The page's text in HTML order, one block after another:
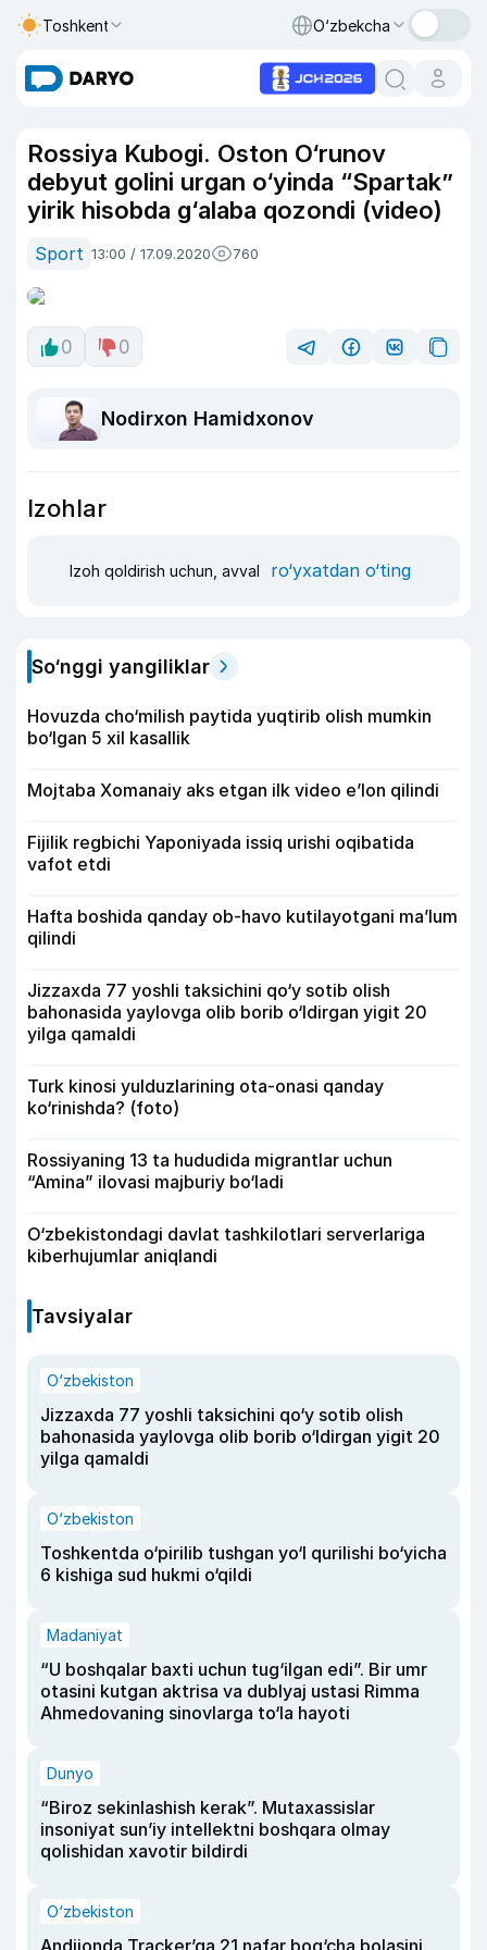
Toshkent O‘zbekcha
Rossiya Kubogi. Oston O‘runov
debyut golini urgan o‘yinda “Spartak”
yirik hisobda g‘alaba qozondi (video)
Sport 13:00 / 17.09.2020 760
0 0
Nodirxon Hamidxonov
Izohlar
Izoh qoldirish uchun, avval ro‘yxatdan o‘ting
So‘nggi yangiliklar
Hovuzda cho‘milish paytida yuqtirib olish mumkin
bo‘lgan 5 xil kasallik
Mojtaba Xomanaiy aks etgan ilk video e’lon qilindi
Fijilik regbichi Yaponiyada issiq urishi oqibatida
vafot etdi
Hafta boshida qanday ob-havo kutilayotgani ma’lum
qilindi
Jizzaxda 77 yoshli taksichini qo‘y sotib olish
bahonasida yaylovga olib borib o‘ldirgan yigit 20
yilga qamaldi
Turk kinosi yulduzlarining ota-onasi qanday
ko‘rinishda? (foto)
Rossiyaning 13 ta hududida migrantlar uchun
“Amina” ilovasi majburiy bo‘ladi
O‘zbekistondagi davlat tashkilotlari serverlariga
kiberhujumlar aniqlandi
Tavsiyalar
O‘zbekiston
Jizzaxda 77 yoshli taksichini qo‘y sotib olish
bahonasida yaylovga olib borib o‘ldirgan yigit 20
yilga qamaldi
O‘zbekiston
Toshkentda o‘pirilib tushgan yo‘l qurilishi bo‘yicha
6 kishiga sud hukmi o‘qildi
Madaniyat
“U boshqalar baxti uchun tug‘ilgan edi”. Bir umr
otasini kutgan aktrisa va dublyaj ustasi Rimma
Ahmedovaning sinovlarga to‘la hayoti
Dunyo
“Biroz sekinlashish kerak”. Mutaxassislar
insoniyat sun’iy intellektni boshqara olmay
qolishidan xavotir bildirdi
O‘zbekiston
Andijonda Tracker’ga 21 nafar bog‘cha bolasini